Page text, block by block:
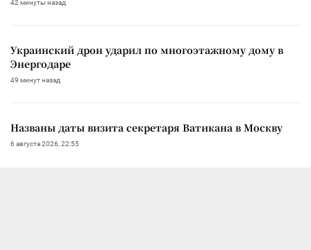
42 минуты назад
Украинский дрон ударил по многоэтажному дому в
Энергодаре
49 минут назад
Названы даты визита секретаря Ватикана в Москву
6 августа 2026, 22:55